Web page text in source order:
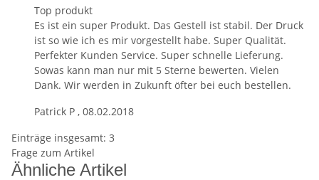
Top produkt
Es ist ein super Produkt. Das Gestell ist stabil. Der Druck
ist so wie ich es mir vorgestellt habe. Super Qualität.
Perfekter Kunden Service. Super schnelle Lieferung.
Sowas kann man nur mit 5 Sterne bewerten. Vielen
Dank. Wir werden in Zukunft öfter bei euch bestellen.
Patrick P , 08.02.2018
Einträge insgesamt: 3
Frage zum Artikel
Ähnliche Artikel